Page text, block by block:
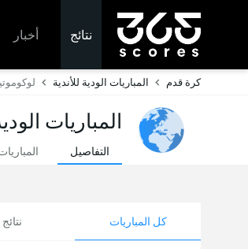
نتائج أخبار
كرة قدم المباريات الودية للأندية
المباريات
التفاصيل
كل المباريات نتائج